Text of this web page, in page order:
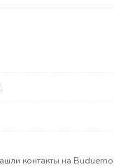
контакты на